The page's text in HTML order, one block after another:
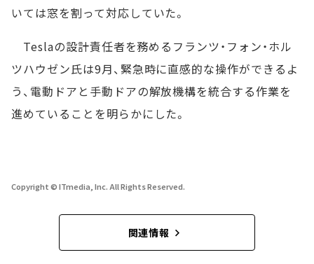
いては窓を割って対応していた。
Teslaの設計責任者を務めるフランツ・フォン・ホル
ツハウゼン氏は9月、緊急時に直感的な操作ができるよ
う、電動ドアと手動ドアの解放機構を統合する作業を
進めていることを明らかにした。
Copyright © ITmedia, Inc. All Rights Reserved.
関連情報